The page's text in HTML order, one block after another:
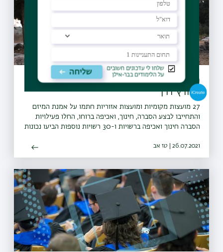
מיזם "קחו אתכם את הזבל" יקודם בעולם
כפורץ דרך
27 מועצות מקומיות ומועצות אזוריות חתמו על אמנת המיזם
והתחייבו לבצע הסברה, חינוך, ואכיפה ברוחו, החלו פעילויות
הסברה חינוך ואכיפה ברשויות ו-30 רשויות נוספות הביעו נכונות
26.07.2021 | טז אב